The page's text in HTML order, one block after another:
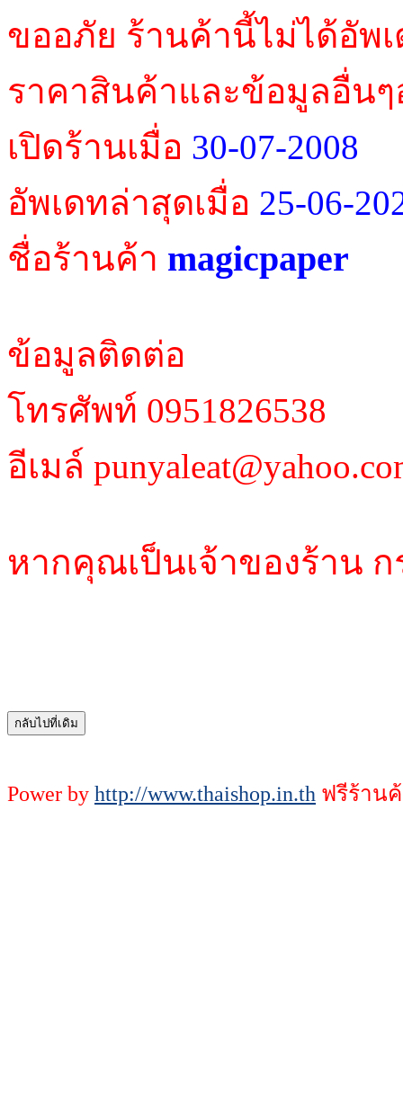
ขออภัย ร้านค้านี้ไม่ได้อัพ
ราคาสินค้าและข้อมูลอื่นๆ
เปิดร้านเมื่อ 30-07-2008
อัพเดทล่าสุดเมื่อ 25-06-
ชื่อร้านค้า magicpaper
ข้อมูลติดต่อ
โทรศัพท์ 0951826538
อีเมล์
หากคุณเป็นเจ้าของร้าน
Power by http://www.thaishop.in.th ฟรีร้าน